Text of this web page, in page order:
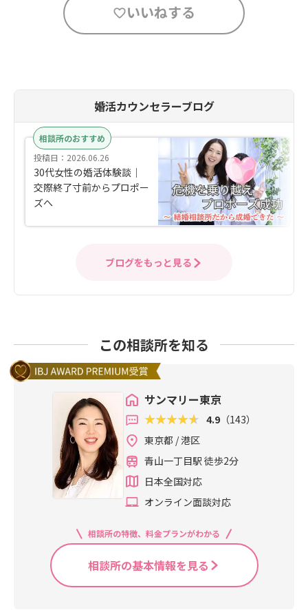
いいねする
婚活カウンセラーブログ
相談所のおすすめ
投稿日：2026.06.26
30代女性の婚活体験談｜
交際終了寸前からプロポー
ズへ
ブログをもっと見る
この相談所を知る
サンマリー東京
4.9 （143）
東京都 / 港区
青山一丁目駅 徒歩2分
日本全国対応
オンライン面談対応
相談所の特徴、料金プランがわかる
相談所の基本情報を見る